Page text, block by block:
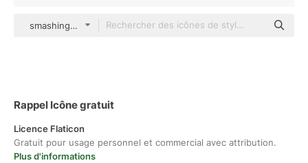
smashingstocks Hand Drawn Black
Rappel Icône gratuit
Licence Flaticon
Gratuit pour usage personnel et commercial avec attribution.
Plus d'informations